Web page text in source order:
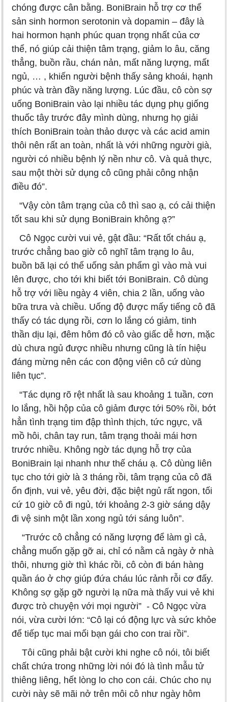
chóng được cân bằng. BoniBrain hỗ trợ cơ thể
sản sinh hormon serotonin và dopamin – đây là
hai hormon hạnh phúc quan trọng nhất của cơ
thể, nó giúp cải thiện tâm trạng, giảm lo âu, căng
thẳng, buồn rầu, chán nản, mất năng lượng, mất
ngủ, … , khiến người bệnh thấy sảng khoái, hạnh
phúc và tràn đầy năng lượng. Lúc đầu, cô còn sợ
uống BoniBrain vào lại nhiều tác dụng phụ giống
thuốc tây trước đây mình dùng, nhưng họ giải
thích BoniBrain toàn thảo dược và các acid amin
thôi nên rất an toàn, nhất là với những người già,
người có nhiều bệnh lý nền như cô. Và quả thực,
sau một thời sử dụng cô cũng phải công nhận
điều đó”.
“Vậy còn tâm trạng của cô thì sao ạ, có cải thiện
tốt sau khi sử dụng BoniBrain không ạ?”
Cô Ngọc cười vui vẻ, gật đầu: “Rất tốt cháu ạ,
trước chẳng bao giờ cô nghĩ tâm trạng lo âu,
buồn bã lại có thể uống sản phẩm gì vào mà vui
lên được, cho tới khi biết tới BoniBrain. Cô dùng
hỗ trợ với liều ngày 4 viên, chia 2 lần, uống vào
bữa trưa và chiều. Uống độ được mấy tiếng cô đã
thấy có tác dụng rồi, cơn lo lắng có giảm, tinh
thần dịu lại, đêm hôm đó cô vào giấc dễ hơn, mặc
dù chưa ngủ được nhiều nhưng cũng là tín hiệu
đáng mừng nên các con động viên cô cứ dùng
liên tục”.
“Tác dụng rõ rệt nhất là sau khoảng 1 tuần, cơn
lo lắng, hồi hộp của cô giảm được tới 50% rồi, bớt
hẳn tình trạng tim đập thình thịch, tức ngực, vã
mồ hôi, chân tay run, tâm trạng thoải mái hơn
trước nhiều. Không ngờ tác dụng hỗ trợ của
BoniBrain lại nhanh như thế cháu ạ. Cô dùng liên
tục cho tới giờ là 3 tháng rồi, tâm trạng của cô đã
ổn định, vui vẻ, yêu đời, đặc biệt ngủ rất ngon, tối
cứ 10 giờ cô đi ngủ, tới khoảng 2-3 giờ sáng dậy
đi vệ sinh một lần xong ngủ tới sáng luôn”.
“Trước cô chẳng có năng lượng để làm gì cả,
chẳng muốn gặp gỡ ai, chỉ có nằm cả ngày ở nhà
thôi, nhưng giờ thì khác rồi, cô còn đi bán hàng
quần áo ở chợ giúp đứa cháu lúc rảnh rỗi cơ đấy.
Không sợ gặp gỡ người lạ nữa mà thấy vui vẻ khi
được trò chuyện với mọi người” - Cô Ngọc vừa
nói, vừa cười lớn: “Cô lại có động lực và sức khỏe
để tiếp tục mai mối bạn gái cho con trai rồi”.
Tôi cũng phải bật cười khi nghe cô nói, tôi biết
chất chứa trong những lời nói đó là tình mẫu tử
thiêng liêng, hết lòng lo cho con cái. Chúc cho nụ
cười này sẽ mãi nở trên môi cô như ngày hôm